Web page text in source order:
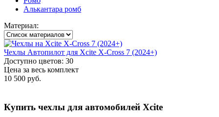
Алькантара ромб
Материал:
Чехлы Автопилот для Xcite X-Cross 7 (2024+)
Доступно цветов: 30
Цена за весь комплект
10 500 руб.
Купить чехлы для автомобилей Xcite